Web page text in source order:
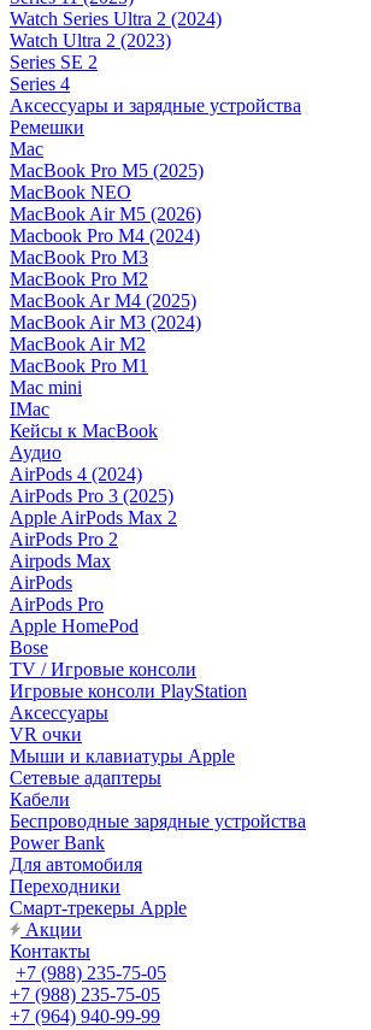
Watch Series Ultra 2 (2024)
Watch Ultra 2 (2023)
Series SE 2
Series 4
Аксессуары и зарядные устройства
Ремешки
Mac
MacBook Pro M5 (2025)
MacBook NEO
MacBook Air M5 (2026)
Macbook Pro M4 (2024)
MacBook Pro M3
MacBook Pro M2
MacBook Ar M4 (2025)
MacBook Air M3 (2024)
MacBook Air M2
MacBook Pro M1
Mac mini
IMac
Кейсы к MacBook
Аудио
AirPods 4 (2024)
AirPods Pro 3 (2025)
Apple AirPods Max 2
AirPods Pro 2
Airpods Max
AirPods
AirPods Pro
Apple HomePod
Bose
TV / Игровые консоли
Игровые консоли PlayStation
Аксессуары
VR очки
Мыши и клавиатуры Apple
Сетевые адаптеры
Кабели
Беспроводные зарядные устройства
Power Bank
Для автомобиля
Переходники
Смарт-трекеры Apple
Акции
Контакты
+7 (988) 235-75-05
+7 (988) 235-75-05
+7 (964) 940-99-99